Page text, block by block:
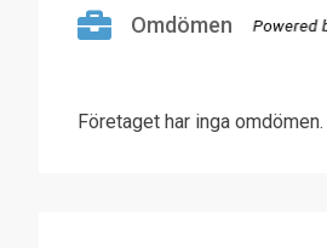
Omdömen
Företaget har inga omdömen.